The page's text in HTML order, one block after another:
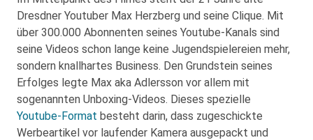
Dresdner Youtuber Max Herzberg und seine Clique. Mit
über 300.000 Abonnenten seines Youtube-Kanals sind
seine Videos schon lange keine Jugendspielereien mehr,
sondern knallhartes Business. Den Grundstein seines
Erfolges legte Max aka Adlersson vor allem mit
sogenannten Unboxing-Videos. Dieses spezielle
Youtube-Format besteht darin, dass zugeschickte
Werbeartikel vor laufender Kamera ausgepackt und